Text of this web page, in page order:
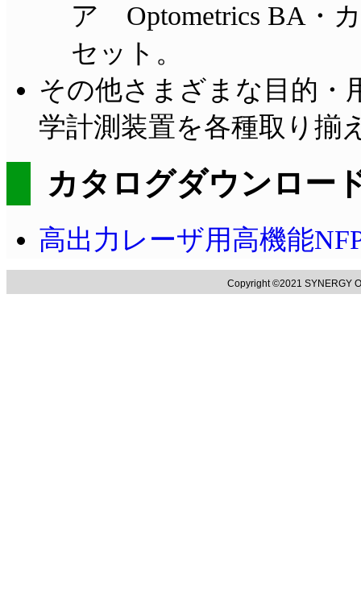
ア Optometrics BA・
セット。
その他さまざまな目的・
学計測装置を各種取り揃
カタログダウンロー
高出力レーザ用高機能
Copyright ©2021 SYNERGY